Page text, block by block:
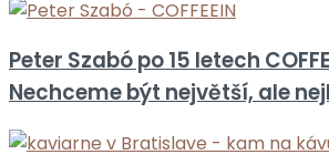
Peter Szabó po 15 letech
Nechceme být největší, ale